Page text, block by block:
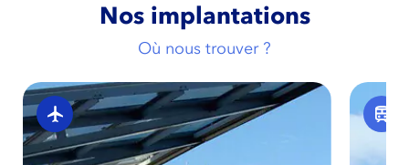
Nos implantations
Où nous trouver ?